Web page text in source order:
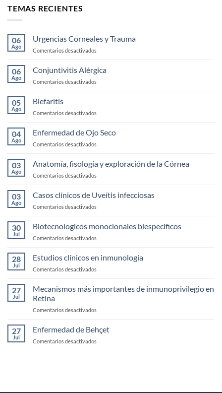
TEMAS RECIENTES
06
Ago
Urgencias Corneales y Trauma
Comentarios desactivados
Corneales
y
Trauma
06
Ago
Conjuntivitis Alérgica
Comentarios desactivados
05
Ago
Blefaritis
Comentarios desactivados
04
Ago
Enfermedad de Ojo Seco
Comentarios desactivados
Ojo
Seco
03
Ago
Anatomía, fisología y exploración de la Córnea
Comentarios desactivados
fisología
exploración
la
03
Ago
Casos clínicos de Uveítis infecciosas
Comentarios desactivados
clínicos
Uveítis
30
Jul
Biotecnologicos monoclonales biespecificos
Comentarios desactivados
monoclonales
28
Jul
Estudios clínicos en inmunología
Comentarios desactivados
en
27
Jul
Mecanismos más importantes de inmunoprivilegio en
Retina
Comentarios desactivados
importantes
de
27
Jul
Enfermedad de Behçet
Comentarios desactivados